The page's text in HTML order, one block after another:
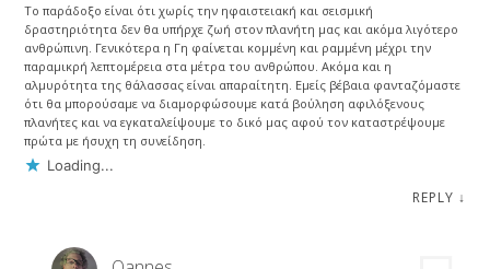
Το παράδοξο είναι ότι χωρίς την ηφαιστειακή και σεισμική
δραστηριότητα δεν θα υπήρχε ζωή στον πλανήτη μας και ακόμα λιγότερο
ανθρώπινη. Γενικότερα η Γη φαίνεται κομμένη και ραμμένη μέχρι την
παραμικρή λεπτομέρεια στα μέτρα του ανθρώπου. Ακόμα και η
αλμυρότητα της θάλασσας είναι απαραίτητη. Εμείς βέβαια φανταζόμαστε
ότι θα μπορούσαμε να διαμορφώσουμε κατά βούληση αφιλόξενους
πλανήτες και να εγκαταλείψουμε το δικό μας αφού τον καταστρέψουμε
πρώτα με ήσυχη τη συνείδηση.
Loading...
REPLY ↓